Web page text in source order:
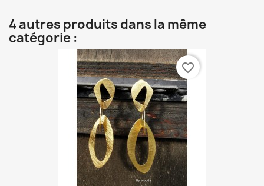
4 autres produits dans la même
catégorie :
favorite_border